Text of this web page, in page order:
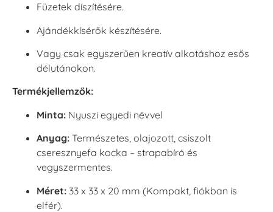
Füzetek díszítésére.
Ajándékkísérők készítésére.
Vagy csak egyszerűen kreatív alkotáshoz esős
délutánokon.
Termékjellemzők:
Minta: Nyuszi egyedi névvel
Anyag: Természetes, olajozott, csiszolt
cseresznyefa kocka – strapabíró és
vegyszermentes.
Méret: 33 x 33 x 20 mm (Kompakt, fiókban is
elfér).